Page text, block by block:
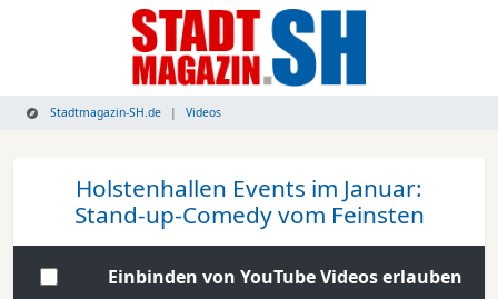
Stadtmagazin-SH.de Videos
Holstenhallen Events im Januar:
Stand-up-Comedy vom Feinsten
Einbinden von YouTube Videos erlauben